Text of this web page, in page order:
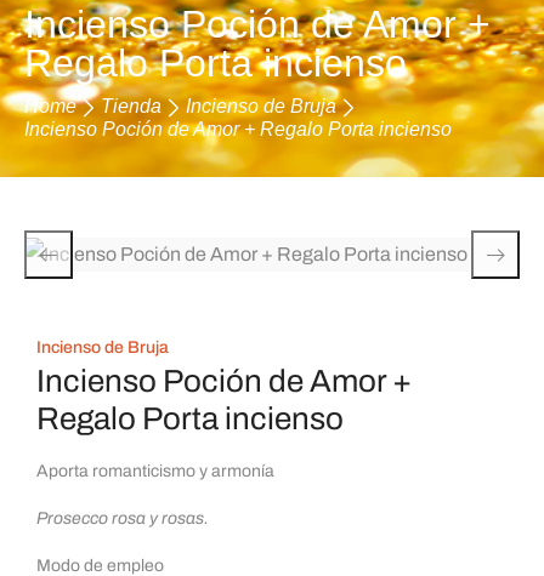
Incienso Poción de Amor +
Regalo Porta incienso
Home Tienda
Incienso de Bruja
Incienso Poción de Amor + Regalo Porta incienso
Incienso de Bruja
Incienso Poción de Amor +
Regalo Porta incienso
Aporta romanticismo y armonía
Prosecco rosa y rosas.
Modo de empleo